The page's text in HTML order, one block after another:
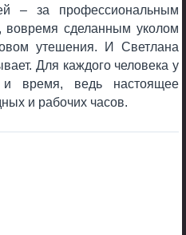
– за профессиональным
сделанным уколом
утешения. И Светлана
Для каждого человека у
время, ведь настоящее
и рабочих часов.